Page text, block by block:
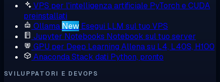
VPS per l'intelligenza artificiale PyTorch e CUDA
preinstallati
Ollama New Esegui LLM sul tuo VPS
Jupyter Notebooks Notebook sul tuo server
GPU per Deep Learning Allena su L4, L40S, H100
AnacondaStack dati Python, pronto
SVILUPPATORI E DEVOPS